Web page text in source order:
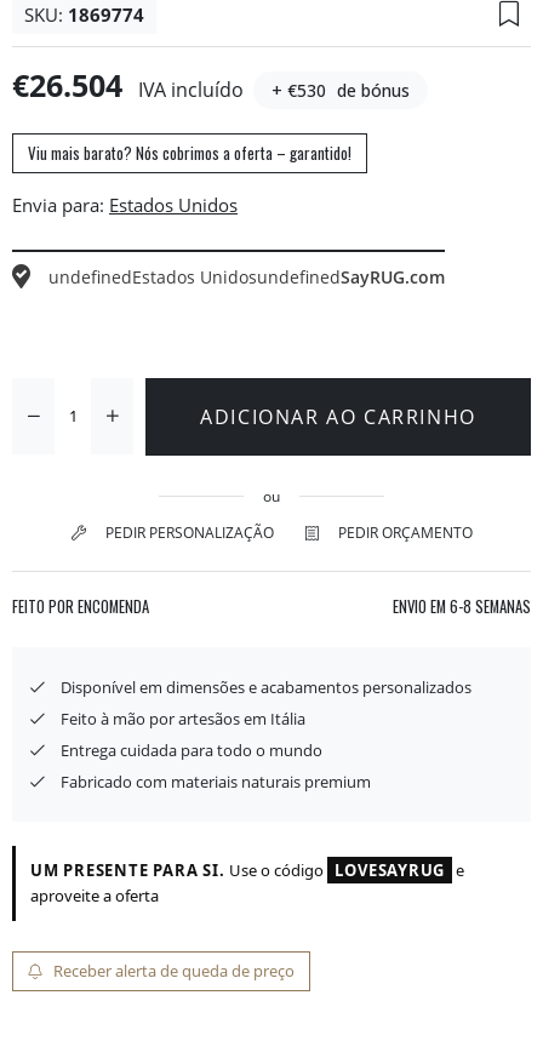
SKU: 1869774
€26.504 IVA incluído + €530 de bónus
Viu mais barato? Nós cobrimos a oferta – garantido!
Envia para:
undefinedEstados UnidosundefinedSayRUG.com
ADICIONAR AO CARRINHO
ou
PEDIR PERSONALIZAÇÃO
PEDIR ORÇAMENTO
FEITO POR ENCOMENDA ENVIO EM 6-8 SEMANAS
Disponível em dimensões e acabamentos personalizados
Feito à mão por artesãos em Itália
Entrega cuidada para todo o mundo
Fabricado com materiais naturais premium
UM PRESENTE PARA SI. Use o código LOVESAYRUG e
aproveite a oferta
Receber alerta de queda de preço